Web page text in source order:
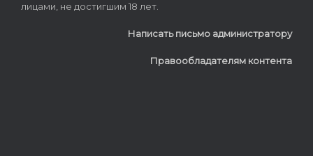
лицами, не достигшим 18 лет.
Написать письмо администратору
Правообладателям контента